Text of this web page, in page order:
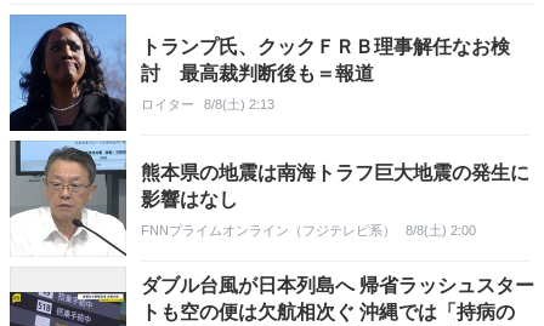
トランプ氏、クックＦＲＢ理事解任なお検
討 最高裁判断後も＝報道
ロイター 8/8(土) 2:13
熊本県の地震は南海トラフ巨大地震の発生に
影響はなし
FNNプライムオンライン（フジテレビ系） 8/8(土) 2:00
ダブル台風が日本列島へ 帰省ラッシュスター
トも空の便は欠航相次ぐ 沖縄では「持病の